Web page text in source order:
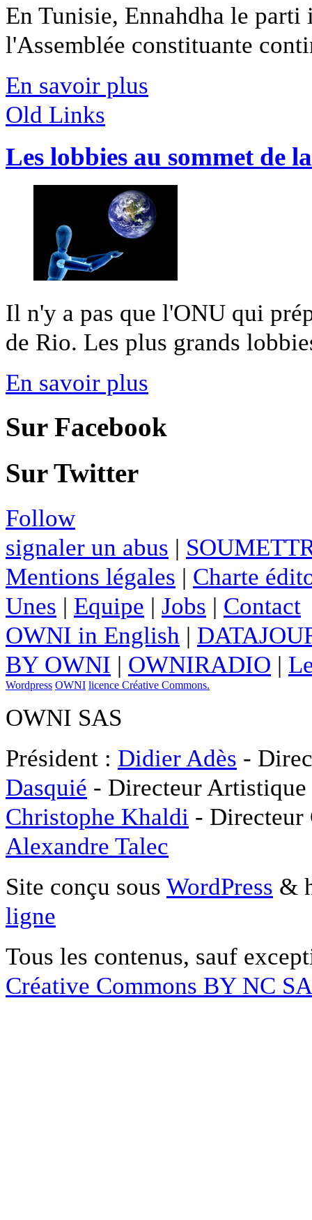
En Tunisie, Ennahdha le
l'Assemblée constituante
En savoir plus
Old Links
Les lobbies au sommet de
Il n'y a pas que l'ONU qui
de Rio. Les plus grands
En savoir plus
Sur Facebook
Sur Twitter
Follow
signaler un abus |
Mentions légales | Charte
Unes | Equipe | Jobs | Contact
OWNI in English |
BY OWNI | OWNIRADIO |
Wordpress OWNI licence Créative Commons.
OWNI SAS
Président : Didier Adès -
Dasquié - Directeur
Christophe Khaldi -
Alexandre Talec
Site conçu sous WordPress &
ligne
Tous les contenus, sauf
Créative Commons BY NC SA